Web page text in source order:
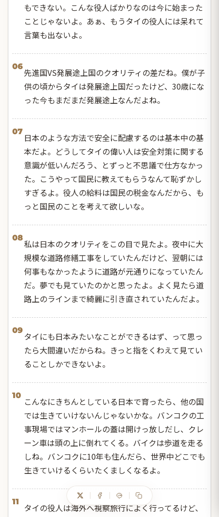
もできない。こんな役人ばかりなのは今に始まった
ことじゃないよ。あぁ、もうタイの役人には呆れて
言葉も出ないよ。
06
先進国VS発展途上国のクオリティの差だね。僕が子
供の頃からタイは発展途上国だったけど、30歳にな
った今もまだまだ発展途上なんだよね。
07
日本のような方法で安全に配慮するのは基本中の基
本だよ。どうしてタイの偉い人は安全対策に関する
意識が低いんだろう、とずっと不思議で仕方なかっ
た。こうやって国民に教えてもらうなんて恥ずかし
すぎるよ。役人の給料は国民の税金なんだから、も
っと国民のことを考えて欲しいな。
08
私は日本のクオリティをこの目で見たよ。夜中に大
規模な道路修繕工事をしていたんだけど、翌朝には
何事もなかったように道路が元通りになっていたん
だ。夢でも見ていたのかと思ったよ。よく見たら道
路上のラインまで綺麗に引き直されていたんだよ。
09
タイにも日本みたいなことができるはず、って思っ
たら大間違いだからね。きっと指をくわえて見てい
ることしかできないよ。
10
こんなにきちんとしている日本で育ったら、他の国
では生きていけないんじゃないかな。バンコクの工
事現場ではマンホールの蓋は開けっ放しだし、クレ
ーン車は頭の上に倒れてくる。バイクは歩道を走る
しね。バンコクに10年も住んだら、世界中どこでも
生きていけるくらいたくましくなるよ。
11
タイの役人は海外へ視察旅行によく行ってるけど、